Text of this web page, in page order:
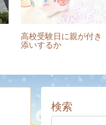
高校受験日に親が付き
添いするか
検索